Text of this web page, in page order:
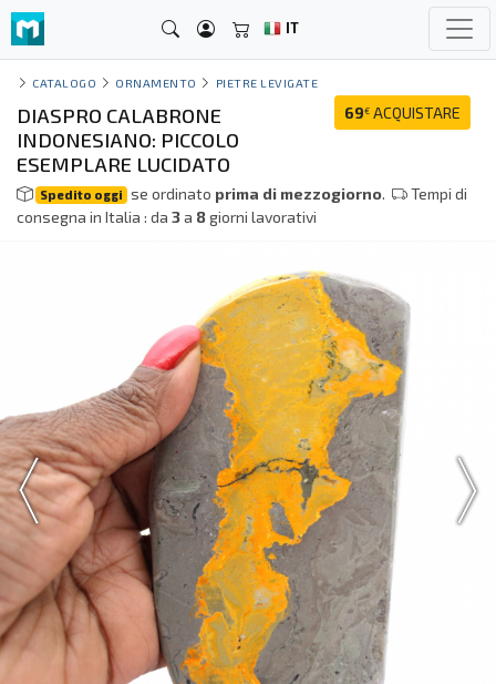
IT
CATALOGO ORNAMENTO PIETRE LEVIGATE
69€ ACQUISTARE
DIASPRO CALABRONE
INDONESIANO: PICCOLO
ESEMPLARE LUCIDATO
Spedito oggi se ordinato prima di mezzogiorno.
Tempi di
consegna in Italia : da 3a 8giorni lavorativi